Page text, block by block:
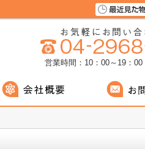
営業時間：10：00～19：00